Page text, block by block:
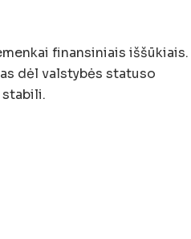
finansiniais iššūkiais.
dėl valstybės statuso